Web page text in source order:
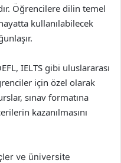
Öğrencilere dilin temel
kullanılabilecek
IELTS gibi uluslararası
için özel olarak
sınav formatına
kazanılmasını
ve üniversite